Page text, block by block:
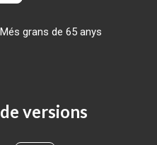
Més grans de 65 anys
versions